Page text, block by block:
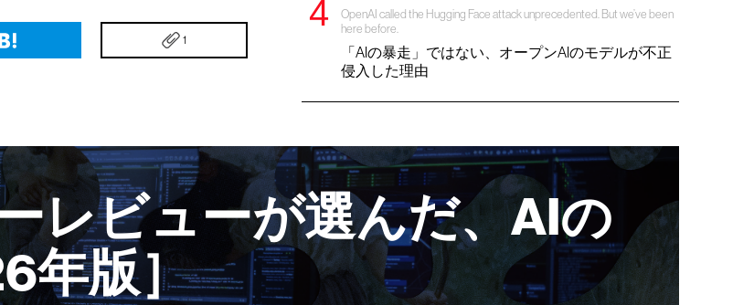
1
OpenAI called the Hugging Face attack unprecedented. But we’ve been
here before.
「AIの暴走」ではない、オープンAIのモデルが不正
侵入した理由
レビューが選んだ、AIの
年版］